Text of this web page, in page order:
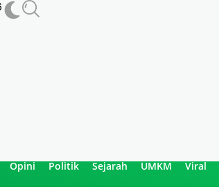
Opini Politik Sejarah UMKM Viral